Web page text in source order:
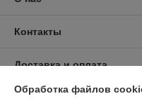
Контакты
Доставка и оплата
График работы
Обработка файлов